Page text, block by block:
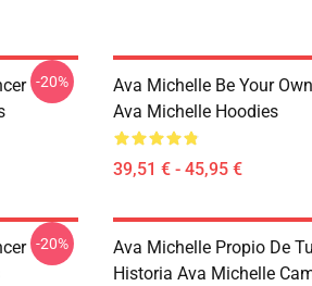
-20%
Ava Michelle Be Your
Ava Michelle Hoodies
39,51 € - 45,95 €
-20%
Ava Michelle Propio De
Historia Ava Michelle